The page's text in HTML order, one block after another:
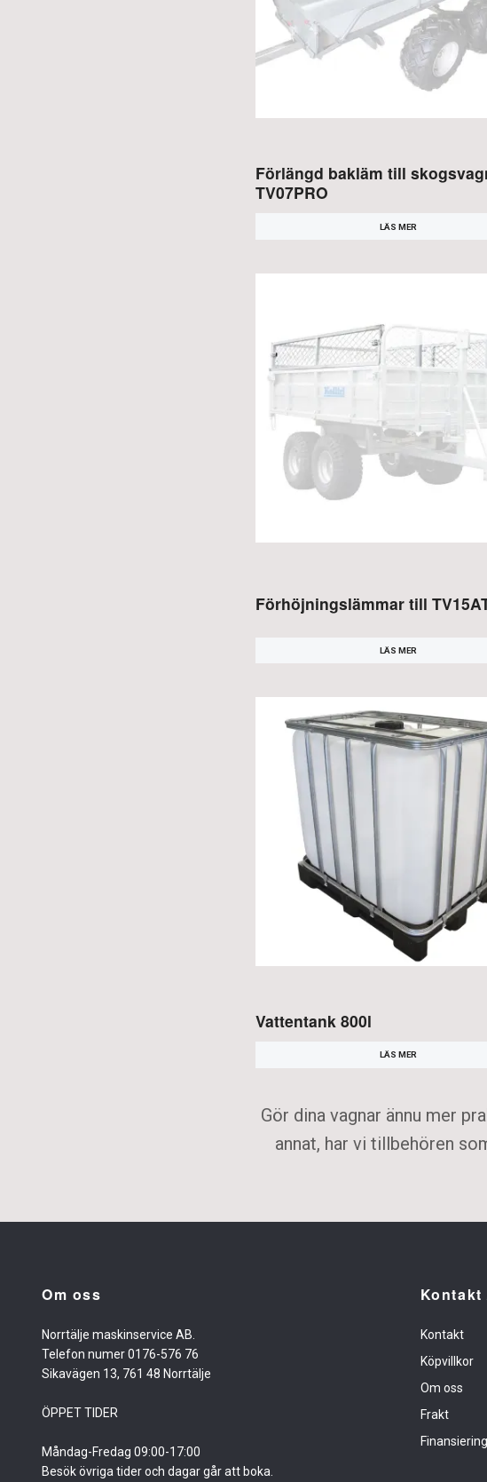
Förlängd bakläm till
TV07PRO
LÄS MER
Förhöjningslämmar till
LÄS MER
Vattentank 800l
LÄS MER
Gör dina vagnar ännu mer
annat, har vi tillbehören
Om oss
Norrtälje maskinservice AB.
Telefon numer 0176-576 76
Sikavägen 13, 761 48 Norrtälje
ÖPPET TIDER
Måndag-Fredag 09:00-17:00
Besök övriga tider och dagar går att boka.
Kontakt
Kontakt
Köpvillkor
Om oss
Frakt
Finansiering